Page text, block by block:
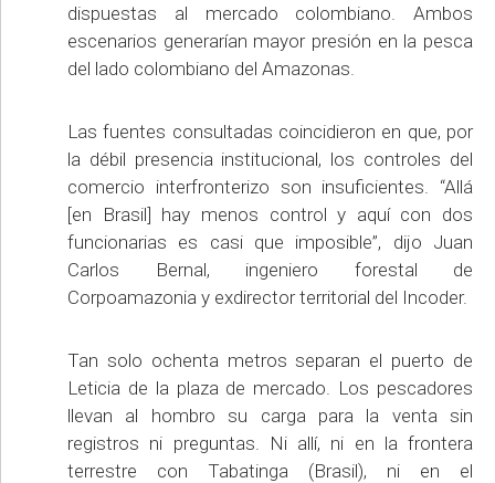
dispuestas al mercado colombiano. Ambos
escenarios generarían mayor presión en la pesca
del lado colombiano del Amazonas.
Las fuentes consultadas coincidieron en que, por
la débil presencia institucional, los controles del
comercio interfronterizo son insuficientes. “Allá
[en Brasil] hay menos control y aquí con dos
funcionarias es casi que imposible”, dijo Juan
Carlos Bernal, ingeniero forestal de
Corpoamazonia y exdirector territorial del Incoder.
Tan solo ochenta metros separan el puerto de
Leticia de la plaza de mercado. Los pescadores
llevan al hombro su carga para la venta sin
registros ni preguntas. Ni allí, ni en la frontera
terrestre con Tabatinga (Brasil), ni en el